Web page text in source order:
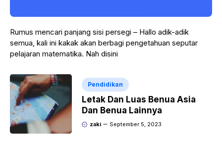
Rumus mencari panjang sisi persegi – Hallo adik-adik
semua, kali ini kakak akan berbagi pengetahuan seputar
pelajaran matematika. Nah disini
Pendidikan
Letak Dan Luas Benua Asia
Dan Benua Lainnya
zaki September 5, 2023